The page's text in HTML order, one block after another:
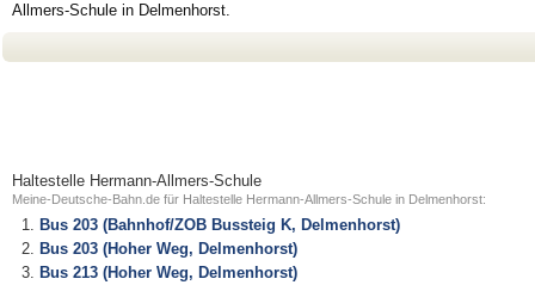
Allmers-Schule in Delmenhorst.
Haltestelle Hermann-Allmers-Schule
Meine-Deutsche-Bahn.de für Haltestelle Hermann-Allmers-Schule in Delmenhorst:
Bus 203 (Bahnhof/ZOB Bussteig K, Delmenhorst)
Bus 203 (Hoher Weg, Delmenhorst)
Bus 213 (Hoher Weg, Delmenhorst)